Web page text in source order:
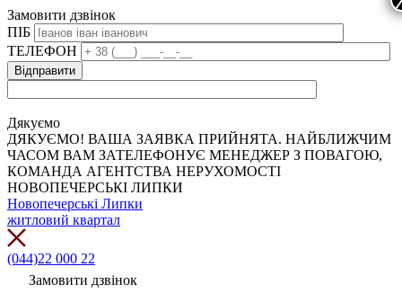
Замовити дзвінок
ПІБ
ТЕЛЕФОН
Дякуємо
ДЯКУЄМО! ВАША ЗАЯВКА ПРИЙНЯТА. НАЙБЛИЖЧИМ
ЧАСОМ ВАМ ЗАТЕЛЕФОНУЄ МЕНЕДЖЕР З ПОВАГОЮ,
КОМАНДА АГЕНТСТВА НЕРУХОМОСТІ
НОВОПЕЧЕРСЬКІ ЛИПКИ
Новопечерські Липки
житловий квартал
(044)22 000 22
Замовити дзвінок